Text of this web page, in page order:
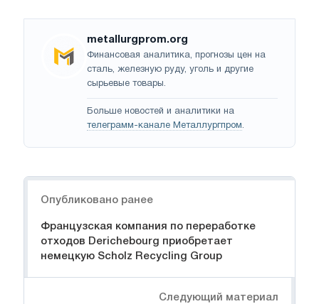
metallurgprom.org
Финансовая аналитика, прогнозы цен на
сталь, железную руду, уголь и другие
сырьевые товары.
Больше новостей и аналитики на
телеграмм-канале Металлургпром.
Опубликовано ранее
Французская компания по переработке
отходов Derichebourg приобретает
немецкую Scholz Recycling Group
Следующий материал